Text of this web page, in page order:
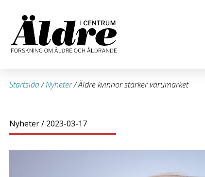
Startsida/Nyheter/Äldre kvinnor stärker varumärket
Nyheter/ 2023-03-17